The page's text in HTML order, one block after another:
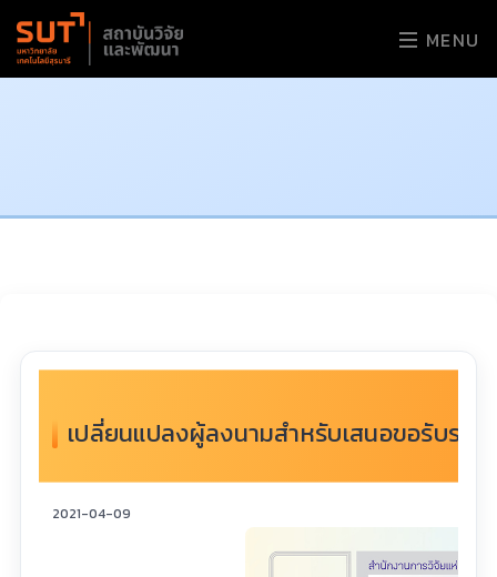
MENU
เปลี่ยนแปลงผู้ลงนามสำหรับเสนอขอรับราง
2021-04-09